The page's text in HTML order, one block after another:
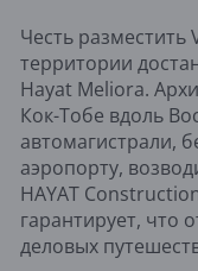
Честь разместить
территории
Hayat Meliora.
Кок-Тобе вдоль
автомагистрали,
аэропорту,
HAYAT
гарантирует, что
деловых